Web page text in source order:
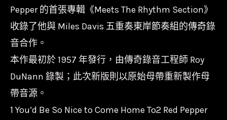
節
奏
組
Art
Meets
Pepper 的首張專輯《Meets The Rhythm Section》
收錄了他與 Miles Davis 五重奏東岸節奏組的傳奇錄
音合作。
本作最初於 1957 年發行，由傳奇錄音工程師 Roy
DuNann 錄製；此次新版則以原始母帶重新製作母
帶音源。
1 You’d Be So Nice to Come Home To2 Red Pepper